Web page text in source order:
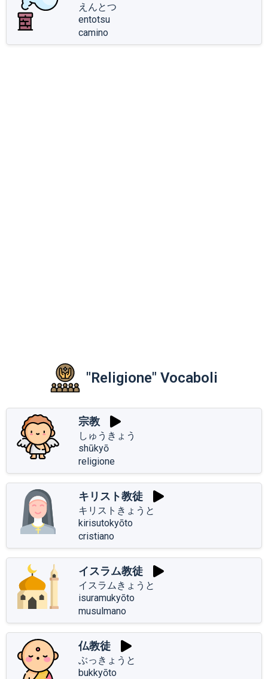
えんとつ
entotsu
camino
"Religione" Vocaboli
宗教
しゅうきょう
shūkyō
religione
キリスト教徒
キリストきょうと
kirisutokyōto
cristiano
イスラム教徒
イスラムきょうと
isuramukyōto
musulmano
仏教徒
ぶっきょうと
bukkyōto